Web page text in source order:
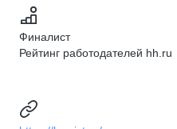
Финалист
Рейтинг работодателей hh.ru